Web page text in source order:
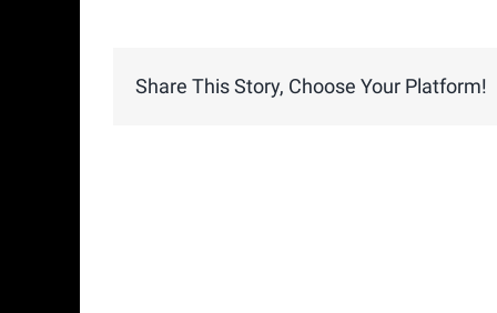
Share This Story, Choose Your Platform!